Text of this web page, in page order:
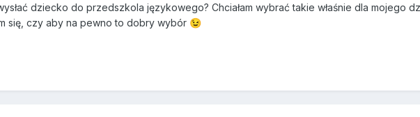
dziecko do przedszkola językowego? Chciałam wybrać takie właśnie dla mojego
się, czy aby na pewno to dobry wybór 😉